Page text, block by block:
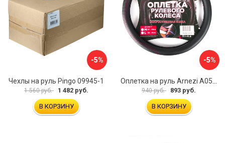
-5%
Чехлы на руль Pingo 09945-1
1 560 руб. 1 482 руб.
В КОРЗИНУ
-5%
940 руб. 893 руб.
В КОРЗИНУ